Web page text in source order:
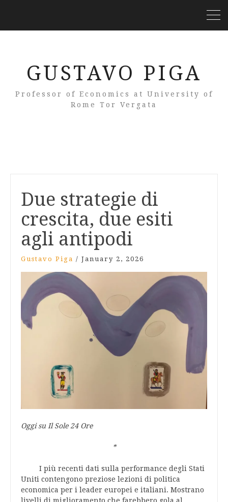
GUSTAVO PIGA
Professor of Economics at University of
Rome Tor Vergata
Due strategie di
crescita, due esiti
agli antipodi
Gustavo Piga / January 2, 2026
Oggi su Il Sole 24 Ore
*
I più recenti dati sulla performance degli Stati
Uniti contengono preziose lezioni di politica
economica per i leader europei e italiani. Mostrano
livelli di miglioramento che farebbero gola al